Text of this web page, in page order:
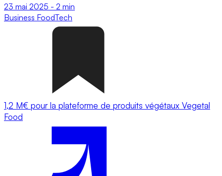
23 mai 2025 - 2 min
Business FoodTech
1,2 M€ pour la plateforme de produits végétaux Vegetal
Food